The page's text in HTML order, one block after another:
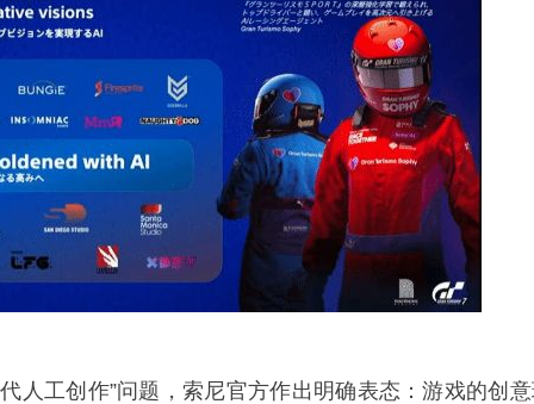
人工创作”问题，索尼官方作出明确表态：游戏的创